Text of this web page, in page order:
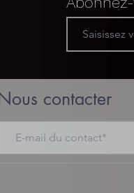
contacter